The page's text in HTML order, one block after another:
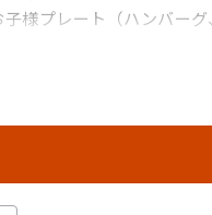
様プレート（ハンバー